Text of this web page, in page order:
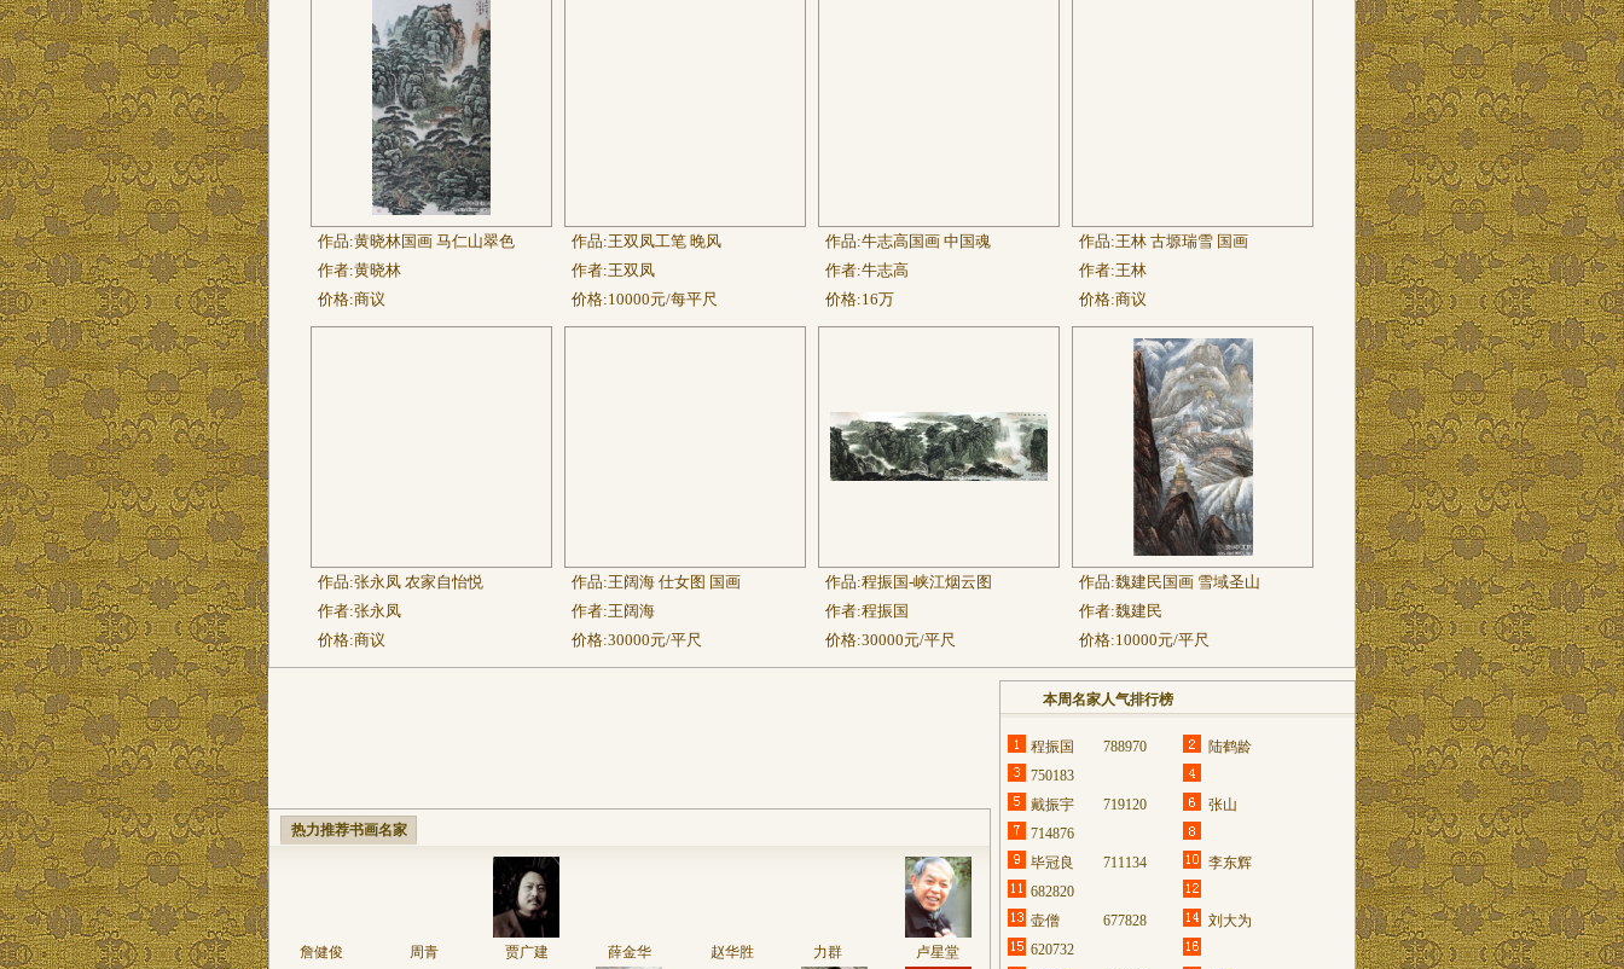
作品:黄晓林国画 马仁山翠色
作者:黄晓林
价格:商议
作品:王双凤工笔 晚风
作者:王双凤
价格:10000元/每平尺
作品:牛志高国画 中国魂
作者:牛志高
价格:16万
作品:王林 古塬瑞雪 国画
作者:王林
价格:商议
作品:张永凤 农家自怡悦
作者:张永凤
价格:商议
作品:王阔海 仕女图 国画
作者:王阔海
价格:30000元/平尺
作品:程振国-峡江烟云图
作者:程振国
价格:30000元/平尺
作品:魏建民国画 雪域圣山
作者:魏建民
价格:10000元/平尺
热力推荐书画名家
詹健俊 周青 贾广建 薛金华 赵华胜 力群 卢星堂
本周名家人气排行榜
程振国 788970 陆鹤龄
750183
戴振宇 719120 张山
714876
毕冠良
711134 李东辉
682820
壶僧
677828 刘大为
620732